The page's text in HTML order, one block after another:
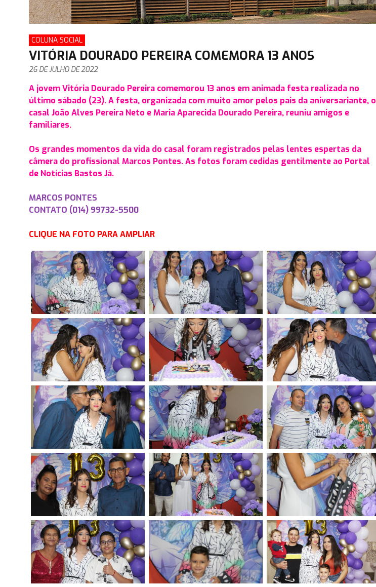
COLUNA SOCIAL
VITÓRIA DOURADO PEREIRA COMEMORA 13 ANOS
26 DE JULHO DE 2022
A jovem Vitória Dourado Pereira comemorou 13 anos em animada festa realizada no
último sábado (23). A festa, organizada com muito amor pelos pais da aniversariante, o
casal João Alves Pereira Neto e Maria Aparecida Dourado Pereira, reuniu amigos e
familiares.
Os grandes momentos da vida do casal foram registrados pelas lentes espertas da
câmera do profissional Marcos Pontes. As fotos foram cedidas gentilmente ao Portal
de Notícias Bastos Já.
MARCOS PONTES
CONTATO (014) 99732-5500
CLIQUE NA FOTO PARA AMPLIAR